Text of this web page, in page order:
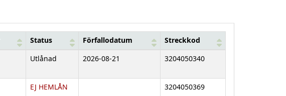
Status Förfallodatum Streckkod
Utlånad 2026-08-21 3204050340
EJ HEMLÅN 3204050369